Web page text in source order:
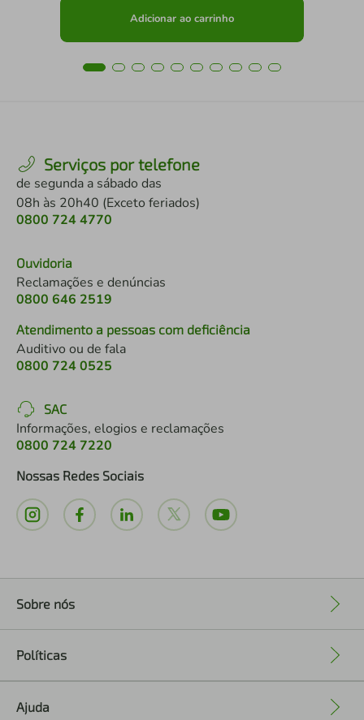
Adicionar ao carrinho
Serviços por telefone
de segunda a sábado das
08h às 20h40 (Exceto feriados)
0800 724 4770
Ouvidoria
Reclamações e denúncias
0800 646 2519
Atendimento a pessoas com deficiência
Auditivo ou de fala
0800 724 0525
SAC
Informações, elogios e reclamações
0800 724 7220
Nossas Redes Sociais
Sobre nós
Políticas
Ajuda